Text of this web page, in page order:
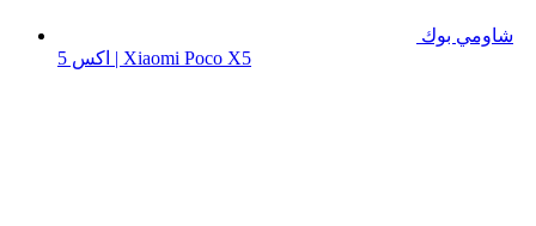
شاومي بوك
اكس 5 | Xiaomi Poco X5